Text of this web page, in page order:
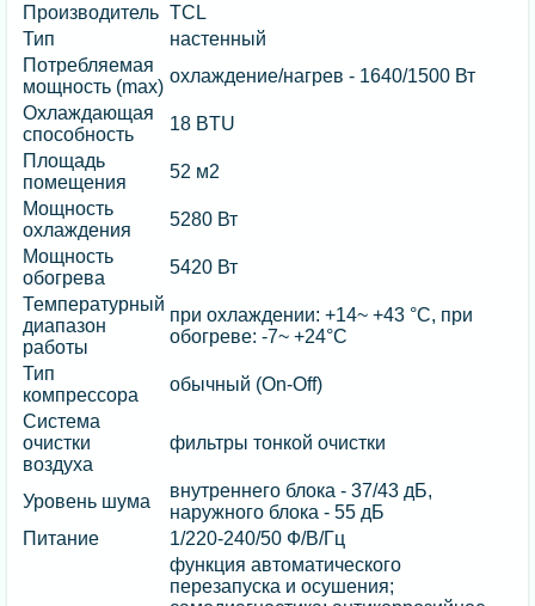
Производитель TCL
Тип
настенный
Потребляемая
мощность (max)
охлаждение/нагрев - 1640/1500 Вт
Охлаждающая
способность
18 BTU
Площадь
помещения
52 м2
Мощность
охлаждения
5280 Вт
Мощность
обогрева
5420 Вт
Температурный
диапазон
работы
при охлаждении: +14~ +43 °C, при
обогреве: -7~ +24°C
Тип
компрессора
обычный (On-Off)
Система
очистки
воздуха
фильтры тонкой очистки
Уровень шума
внутреннего блока - 37/43 дБ,
наружного блока - 55 дБ
Питание
1/220-240/50 Ф/В/Гц
функция автоматического
перезапуска и осушения;